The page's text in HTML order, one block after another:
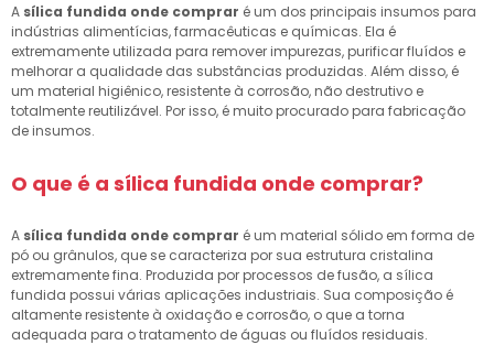
A sílica fundida onde comprar é um dos principais insumos para
indústrias alimentícias, farmacêuticas e químicas. Ela é
extremamente utilizada para remover impurezas, purificar fluídos e
melhorar a qualidade das substâncias produzidas. Além disso, é
um material higiênico, resistente à corrosão, não destrutivo e
totalmente reutilizável. Por isso, é muito procurado para fabricação
de insumos.
O que é a sílica fundida onde comprar?
A sílica fundida onde comprar é um material sólido em forma de
pó ou grânulos, que se caracteriza por sua estrutura cristalina
extremamente fina. Produzida por processos de fusão, a sílica
fundida possui várias aplicações industriais. Sua composição é
altamente resistente à oxidação e corrosão, o que a torna
adequada para o tratamento de águas ou fluídos residuais.